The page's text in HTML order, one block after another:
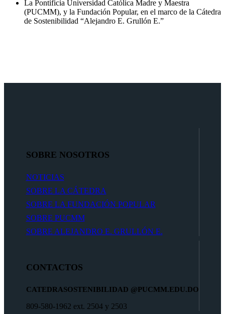
La Pontificia Universidad Católica Madre y Maestra
(PUCMM), y la Fundación Popular, en el marco de la Cátedra
de Sostenibilidad “Alejandro E. Grullón E.”
SOBRE NOSOTROS
NOTICIAS
SOBRE LA CÁTEDRA
SOBRE LA FUNDACIÓN POPULAR
SOBRE PUCMM
SOBRE ALEJANDRO E. GRULLÓN E.
CONTACTOS
CATEDRASOSTENIBILIDAD @PUCMM.EDU.DO
809-580-1962 ext. 2504 y 2503